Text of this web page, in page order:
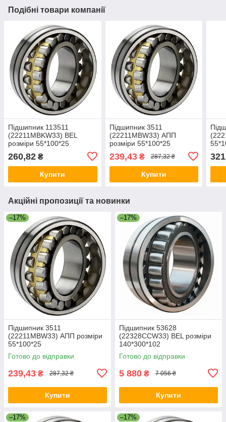
Подібні товари компанії
Підшипник 113511
(22211МВKW33) BEL
розміри 55*100*25
260,82 ₴
Купити
Підшипник 3511
(22211МВW33) АПП
розміри 55*100*25
239,43₴ 287,32 ₴
Купити
Акційні пропозиції та новинки
–17%
Підшипник 3511
(22211МВW33) АПП розміри
55*100*25
Готово до відправки
239,43 ₴ 287,32 ₴
Купити
–17%
Підшипник 53628
(22328СCW33) BEL розміри
140*300*102
Готово до відправки
5 880 ₴ 7 056 ₴
Купити
–17% –17%